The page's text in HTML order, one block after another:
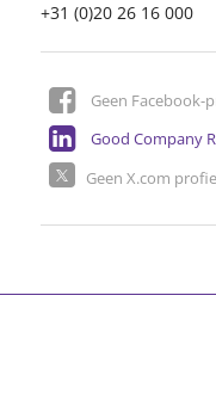
+31 (0)20 26 16 000
Geen Facebook-
Good Company
Geen X.com